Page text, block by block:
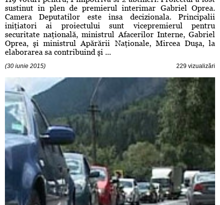
sustinut in plen de premierul interimar Gabriel Oprea.
Camera Deputatilor este insa decizionala. Principalii
iniţiatori ai proiectului sunt vicepremierul pentru
securitate naţională, ministrul Afacerilor Interne, Gabriel
Oprea, şi ministrul Apărării Naţionale, Mircea Duşa, la
elaborarea sa contribuind şi ...
(30 iunie 2015) 229 vizualizări